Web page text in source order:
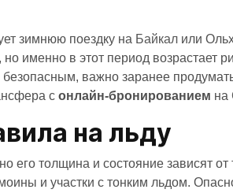
зимнюю поездку на Байкал или
именно в этот период возрастает
важно заранее
с онлайн-бронированием на
на льду
толщина и состояние зависят
и участки с тонким льдом.